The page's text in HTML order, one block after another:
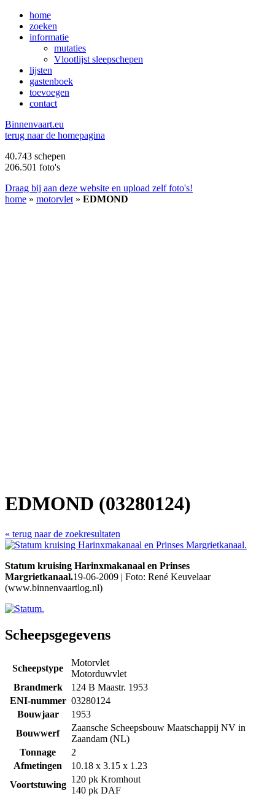
home
zoeken
informatie
mutaties
Vlootlijst sleepschepen
lijsten
gastenboek
toevoegen
contact
Binnenvaart.eu
terug naar de homepagina
40.743 schepen
206.501 foto's
Draag bij aan deze website en upload zelf foto's!
home » motorvlet » EDMOND
EDMOND (03280124)
« terug naar de zoekresultaten
Statum kruising Harinxmakanaal en Prinses
Margrietkanaal.19-06-2009 | Foto: René Keuvelaar
(www.binnenvaartlog.nl)
Scheepsgegevens
Scheepstype
Motorvlet
Motorduwvlet
Brandmerk
124 B Maastr. 1953
ENI-nummer 03280124
Bouwjaar
1953
Bouwwerf
Zaansche Scheepsbouw Maatschappij NV in
Zaandam (NL)
Tonnage
2
Afmetingen
10.18 x 3.15 x 1.23
Voortstuwing
120 pk Kromhout
140 pk DAF